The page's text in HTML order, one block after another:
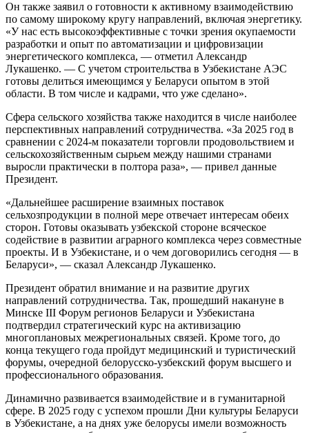
Он также заявил о готовности к активному взаимодействию
по самому широкому кругу направлений, включая энергетику.
«У нас есть высокоэффективные с точки зрения окупаемости
разработки и опыт по автоматизации и цифровизации
энергетического комплекса, — отметил Александр
Лукашенко. — С учетом строительства в Узбекистане АЭС
готовы делиться имеющимся у Беларуси опытом в этой
области. В том числе и кадрами, что уже сделано».
Cфера сельского хозяйства также находится в числе наиболее
перспективных направлений сотрудничества. «За 2025 год в
сравнении с 2024-м показатели торговли продовольствием и
сельскохозяйственным сырьем между нашими странами
выросли практически в полтора раза», — привел данные
Президент.
«Дальнейшее расширение взаимных поставок
сельхозпродукции в полной мере отвечает интересам обеих
сторон. Готовы оказывать узбекской стороне всяческое
содействие в развитии аграрного комплекса через совместные
проекты. И в Узбекистане, и о чем договорились сегодня — в
Беларуси», — сказал Александр Лукашенко.
Президент обратил внимание и на развитие других
направлений сотрудничества. Так, прошедший накануне в
Минске III Форум регионов Беларуси и Узбекистана
подтвердил стратегический курс на активизацию
многоплановых межрегиональных связей. Кроме того, до
конца текущего года пройдут медицинский и туристический
форумы, очередной белорусско-узбекский форум высшего и
профессионального образования.
Динамично развивается взаимодействие и в гуманитарной
сфере. В 2025 году с успехом прошли Дни культуры Беларуси
в Узбекистане, а на днях уже белорусы имели возможность